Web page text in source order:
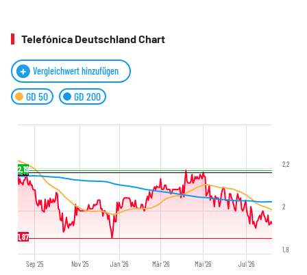
Telefónica Deutschland Chart
Vergleichwert hinzufügen
GD 50 GD 200
Sep '25 Nov '25 Jan '26 Mär '26 Mai '26 Jul '26
1,8
2
2,2
2,18
1,87
2,19